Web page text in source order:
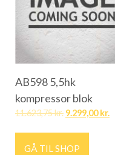
AB598 5,5hk
kompressor blok
11.623,75kr. 9.299,00kr.
GÅ TIL SHOP